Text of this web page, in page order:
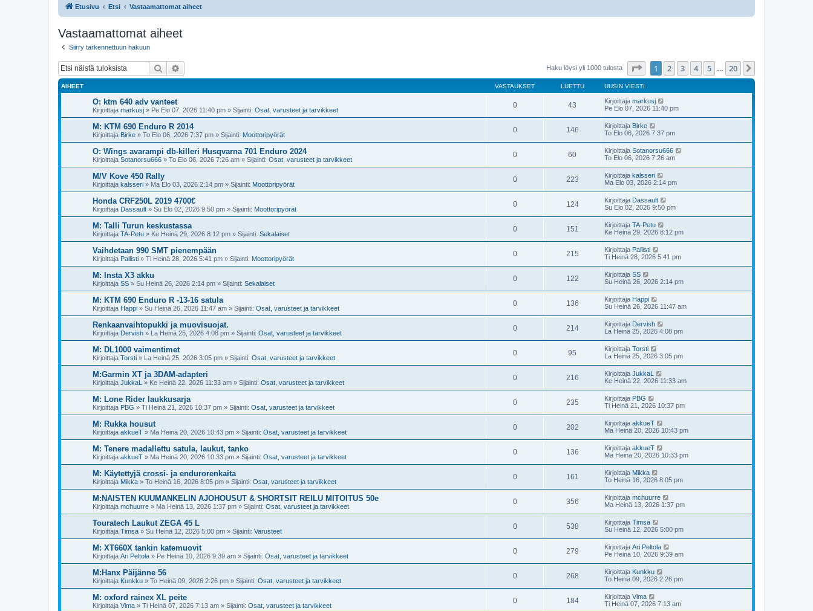
Etusivu Etsi Vastaamattomat aiheet
Vastaamattomat aiheet
Siirry tarkennettuun hakuun
Etsi Haku löysi yli 1000 tulosta Sivu 20
1 2 3 4 5 20
AIHEET VASTAUKSET LUETTU UUSIN VIESTI
O: ktm 640 adv vanteet
Kirjoittaja markusj » Pe Elo 07, 2026 11:40 pm » Sijainti: Osat, varusteet ja tarvikkeet
0 43 Kirjoittaja markusj
Pe Elo 07, 2026 11:40 pm
M: KTM 690 Enduro R 2014
Kirjoittaja Birke » To Elo 06, 2026 7:37 pm » Sijainti: Moottoripyörät
0 146 Kirjoittaja Birke
To Elo 06, 2026 7:37 pm
O: Wings avarampi db-killeri Husqvarna 701 Enduro 2024
Kirjoittaja Sotanorsu666 » To Elo 06, 2026 7:26 am » Sijainti: Osat, varusteet ja tarvikkeet
0 60 Kirjoittaja Sotanorsu666
To Elo 06, 2026 7:26 am
M/V Kove 450 Rally
Kirjoittaja kalsseri » Ma Elo 03, 2026 2:14 pm » Sijainti: Moottoripyörät
0 223 Kirjoittaja kalsseri
Ma Elo 03, 2026 2:14 pm
Honda CRF250L 2019 4700€
Kirjoittaja Dassault » Su Elo 02, 2026 9:50 pm » Sijainti: Moottoripyörät
0 124 Kirjoittaja Dassault
Su Elo 02, 2026 9:50 pm
M: Talli Turun keskustassa
Kirjoittaja TA-Petu » Ke Heinä 29, 2026 8:12 pm » Sijainti: Sekalaiset
0 151 Kirjoittaja TA-Petu
Ke Heinä 29, 2026 8:12 pm
Vaihdetaan 990 SMT pienempään
Kirjoittaja Pallisti » Ti Heinä 28, 2026 5:41 pm » Sijainti: Moottoripyörät
0 215 Kirjoittaja Pallisti
Ti Heinä 28, 2026 5:41 pm
M: Insta X3 akku
Kirjoittaja SS » Su Heinä 26, 2026 2:14 pm » Sijainti: Sekalaiset
0 122 Kirjoittaja SS
Su Heinä 26, 2026 2:14 pm
M: KTM 690 Enduro R -13-16 satula
Kirjoittaja Happi » Su Heinä 26, 2026 11:47 am » Sijainti: Osat, varusteet ja tarvikkeet
0 136 Kirjoittaja Happi
Su Heinä 26, 2026 11:47 am
Renkaanvaihtopukki ja muovisuojat.
Kirjoittaja Dervish » La Heinä 25, 2026 4:08 pm » Sijainti: Osat, varusteet ja tarvikkeet
0 214 Kirjoittaja Dervish
La Heinä 25, 2026 4:08 pm
M: DL1000 vaimentimet
Kirjoittaja Torsti » La Heinä 25, 2026 3:05 pm » Sijainti: Osat, varusteet ja tarvikkeet
0 95 Kirjoittaja Torsti
La Heinä 25, 2026 3:05 pm
M:Garmin XT ja 3DAM-adapteri
Kirjoittaja JukkaL » Ke Heinä 22, 2026 11:33 am » Sijainti: Osat, varusteet ja tarvikkeet
0 216 Kirjoittaja JukkaL
Ke Heinä 22, 2026 11:33 am
M: Lone Rider laukkusarja
Kirjoittaja PBG » Ti Heinä 21, 2026 10:37 pm » Sijainti: Osat, varusteet ja tarvikkeet
0 235 Kirjoittaja PBG
Ti Heinä 21, 2026 10:37 pm
M: Rukka housut
Kirjoittaja akkueT » Ma Heinä 20, 2026 10:43 pm » Sijainti: Osat, varusteet ja tarvikkeet
0 202 Kirjoittaja akkueT
Ma Heinä 20, 2026 10:43 pm
M: Tenere madallettu satula, laukut, tanko
Kirjoittaja akkueT » Ma Heinä 20, 2026 10:33 pm » Sijainti: Osat, varusteet ja tarvikkeet
0 136 Kirjoittaja akkueT
Ma Heinä 20, 2026 10:33 pm
M: Käytettyjä crossi- ja endurorenkaita
Kirjoittaja Mikka » To Heinä 16, 2026 8:05 pm » Sijainti: Osat, varusteet ja tarvikkeet
0 161 Kirjoittaja Mikka
To Heinä 16, 2026 8:05 pm
M:NAISTEN KUUMANKELIN AJOHOUSUT & SHORTSIT REILU MITOITUS 50e
Kirjoittaja mchuurre » Ma Heinä 13, 2026 1:37 pm » Sijainti: Osat, varusteet ja tarvikkeet
0 356 Kirjoittaja mchuurre
Ma Heinä 13, 2026 1:37 pm
Touratech Laukut ZEGA 45 L
Kirjoittaja Timsa » Su Heinä 12, 2026 5:00 pm » Sijainti: Varusteet
0 538 Kirjoittaja Timsa
Su Heinä 12, 2026 5:00 pm
M: XT660X tankin katemuovit
Kirjoittaja Ari Peltola » Pe Heinä 10, 2026 9:39 am » Sijainti: Osat, varusteet ja tarvikkeet
0 279 Kirjoittaja Ari Peltola
Pe Heinä 10, 2026 9:39 am
M:Hanx Päijänne 56
Kirjoittaja Kunkku » To Heinä 09, 2026 2:26 pm » Sijainti: Osat, varusteet ja tarvikkeet
0 268 Kirjoittaja Kunkku
To Heinä 09, 2026 2:26 pm
M: oxford rainex XL peite
Kirjoittaja Vima » Ti Heinä 07, 2026 7:13 am » Sijainti: Osat, varusteet ja tarvikkeet
0 184 Kirjoittaja Vima
Ti Heinä 07, 2026 7:13 am